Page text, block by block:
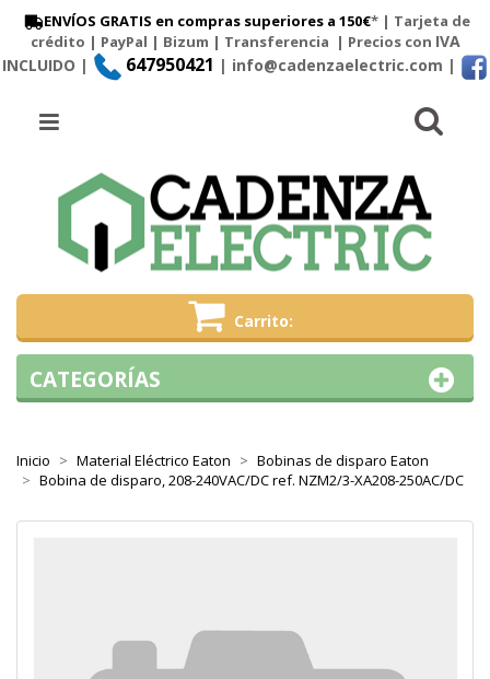
ENVÍOS GRATIS en compras superiores a 150€* | Tarjeta de
crédito | PayPal | Bizum | Transferencia | Precios con IVA
INCLUIDO |
647950421 | info@cadenzaelectric.com |
Carrito
Menú
Inicio Material Eléctrico Eaton
Bobinas de disparo Eaton
Bobina de disparo, 208-240VAC/DC ref. NZM2/3-XA208-250AC/DC
CATEGORÍAS